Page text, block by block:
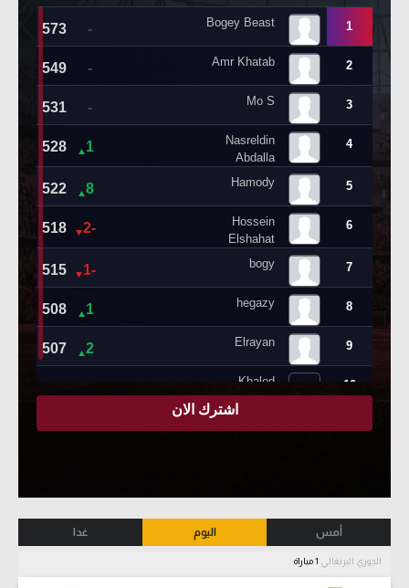
أمس اليوم غدا
الدوري البرتغالي